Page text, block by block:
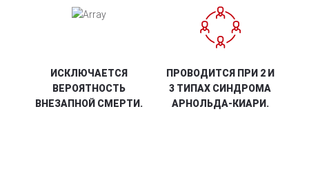
ИСКЛЮЧАЕТСЯ
ВЕРОЯТНОСТЬ
ВНЕЗАПНОЙ СМЕРТИ.
ПРОВОДИТСЯ ПРИ 2 И
3 ТИПАХ СИНДРОМА
АРНОЛЬДА-КИАРИ.